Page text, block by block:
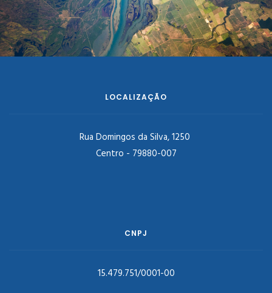
LOCALIZAÇÃO
Rua Domingos da Silva, 1250
Centro - 79880-007
CNPJ
15.479.751/0001-00